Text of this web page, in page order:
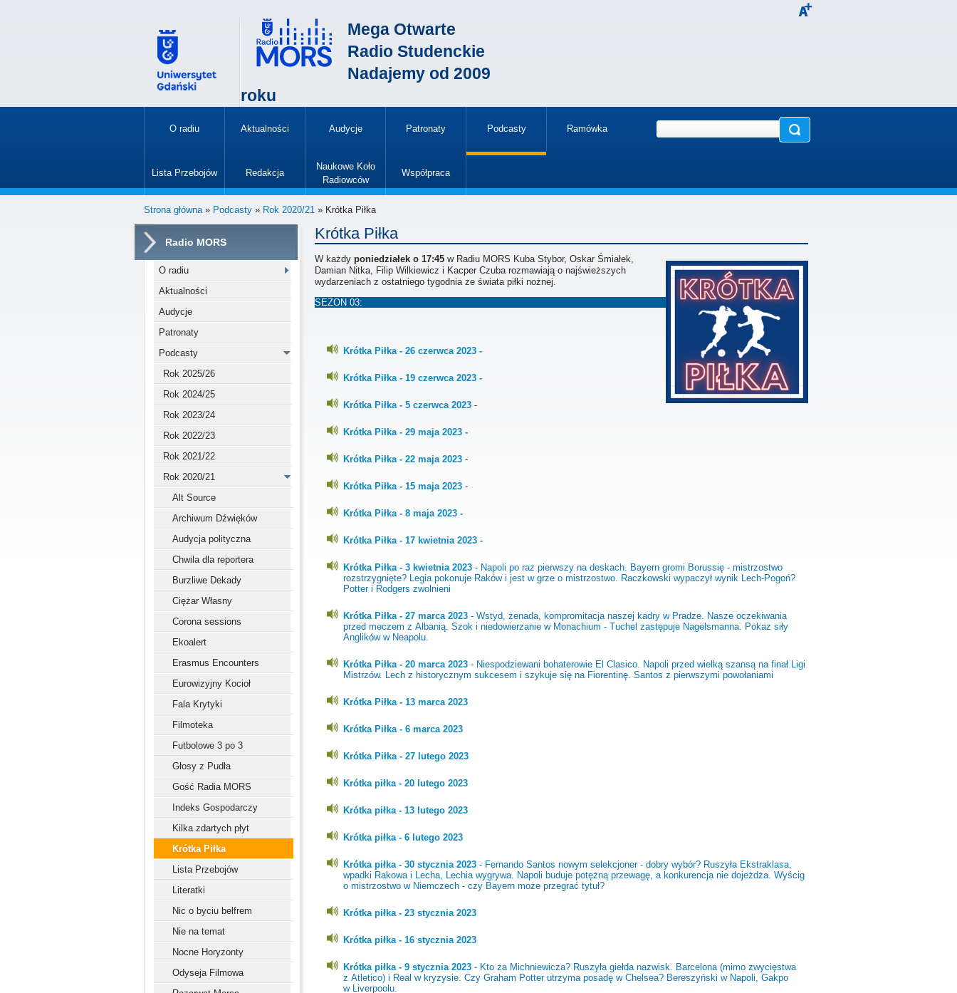
Mega Otwarte
Radio Studenckie
Nadajemy od 2009
roku
O radiu Aktualności Audycje Patronaty Podcasty
»
Ramówka
Lista Przebojów Redakcja
Naukowe Koło
Radiowców
Współpraca
Strona główna» Podcasty » Rok 2020/21 » Krótka Piłka
Radio MORS
O radiu
Aktualności
Audycje
Patronaty
Podcasty
Rok 2025/26
Rok 2024/25
Rok 2023/24
Rok 2022/23
Rok 2021/22
Rok 2020/21
Alt Source
Archiwum Dźwięków
Audycja polityczna
Chwila dla reportera
Burzliwe Dekady
Ciężar Własny
Corona sessions
Ekoalert
Erasmus Encounters
Eurowizyjny Kocioł
Fala Krytyki
Filmoteka
Futbolowe 3 po 3
Głosy z Pudła
Gość Radia MORS
Indeks Gospodarczy
Kilka zdartych płyt
Krótka Piłka
Lista Przebojów
Literatki
Nic o byciu belfrem
Nie na temat
Nocne Horyzonty
Odyseja Filmowa
Krótka Piłka
W każdy poniedziałek o 17:45 w Radiu MORS Kuba Stybor, Oskar Śmiałek,
Damian Nitka, Filip Wilkiewicz i Kacper Czuba rozmawiają o najświeższych
wydarzeniach z ostatniego tygodnia ze świata piłki nożnej.
SEZON 03:
Krótka Piłka - 26 czerwca 2023 -
Krótka Piłka - 19 czerwca 2023 -
Krótka Piłka - 5 czerwca 2023 -
Krótka Piłka - 29 maja 2023 -
Krótka Piłka - 22 maja 2023 -
Krótka Piłka - 15 maja 2023 -
Krótka Piłka - 8 maja 2023 -
Krótka Piłka - 17 kwietnia 2023 -
Krótka Piłka - 3 kwietnia 2023 - Napoli po raz pierwszy na deskach. Bayern gromi Borussię - mistrzostwo
rozstrzygnięte? Legia pokonuje Raków i jest w grze o mistrzostwo. Raczkowski wypaczył wynik Lech-Pogoń?
Potter i Rodgers zwolnieni
Krótka Piłka - 27 marca 2023 - Wstyd, żenada, kompromitacja naszej kadry w Pradze. Nasze oczekiwania
przed meczem z Albanią. Szok i niedowierzanie w Monachium - Tuchel zastępuje Nagelsmanna. Pokaz siły
Anglików w Neapolu.
Krótka Piłka - 20 marca 2023 - Niespodziewani bohaterowie El Clasico. Napoli przed wielką szansą na finał Ligi
Mistrzów. Lech z historycznym sukcesem i szykuje się na Fiorentinę. Santos z pierwszymi powołaniami
Krótka Piłka - 13 marca 2023
Krótka Piłka - 6 marca 2023
Krótka Piłka - 27 lutego 2023
Krótka piłka - 20 lutego 2023
Krótka piłka - 13 lutego 2023
Krótka piłka - 6 lutego 2023
Krótka piłka - 30 stycznia 2023 - Fernando Santos nowym selekcjoner - dobry wybór? Ruszyła Ekstraklasa,
wpadki Rakowa i Lecha, Lechia wygrywa. Napoli buduje potężną przewagę, a konkurencja nie dojeżdża. Wyścig
o mistrzostwo w Niemczech - czy Bayern może przegrać tytuł?
Krótka piłka - 23 stycznia 2023
Krótka piłka - 16 stycznia 2023
Krótka piłka - 9 stycznia 2023 - Kto za Michniewicza? Ruszyła giełda nazwisk. Barcelona (mimo zwycięstwa
z Atletico) i Real w kryzysie. Czy Graham Potter utrzyma posadę w Chelsea? Bereszyński w Napoli, Gakpo
w Liverpoolu.